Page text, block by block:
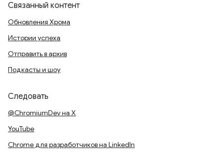
Связанный контент
Обновления Хрома
Истории успеха
Отправить в архив
Подкасты и шоу
Следовать
@ChromiumDev на X
YouTube
Chrome для разработчиков на LinkedIn